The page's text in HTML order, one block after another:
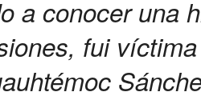
a conocer una
fui